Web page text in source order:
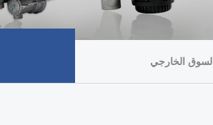
السوق الخارجي